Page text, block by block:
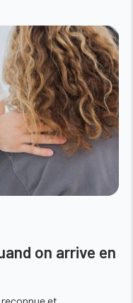
on arrive en